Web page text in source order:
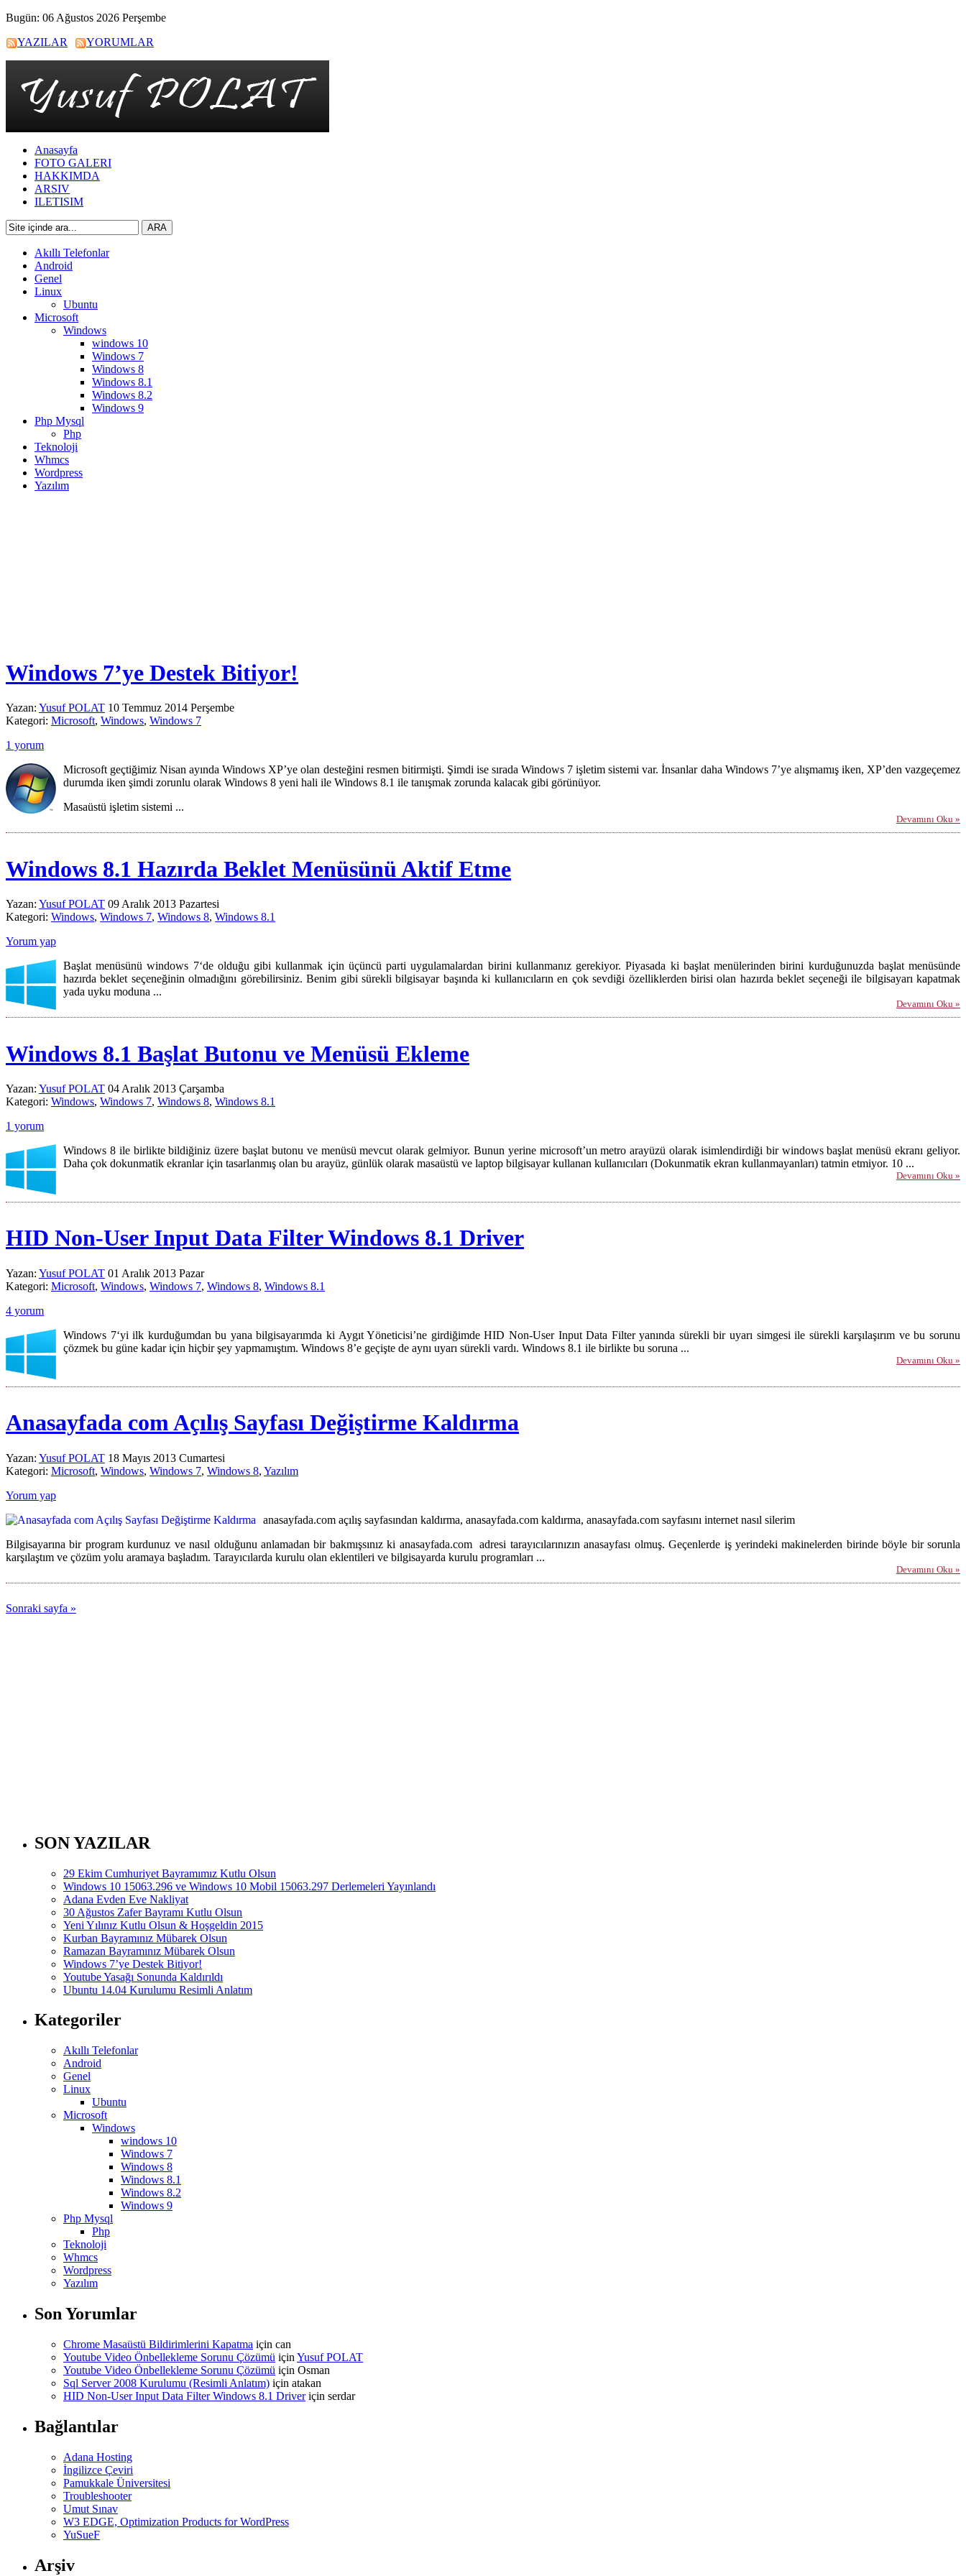
Bugün: 06 Ağustos 2026 Perşembe
YAZILAR
YORUMLAR
Anasayfa
FOTO GALERI
HAKKIMDA
ARSIV
ILETISIM
Akıllı Telefonlar
Android
Genel
Linux
Ubuntu
Microsoft
Windows
windows 10
Windows 7
Windows 8
Windows 8.1
Windows 8.2
Windows 9
Php Mysql
Php
Teknoloji
Whmcs
Wordpress
Yazılım
Windows 7’ye Destek Bitiyor!
Yazan: Yusuf POLAT 10 Temmuz 2014 Perşembe
Kategori: Microsoft, Windows, Windows 7
1 yorum
Microsoft geçtiğimiz Nisan ayında Windows XP’ye olan desteğini resmen bitirmişti. Şimdi ise sırada Windows 7 işletim sistemi var. İnsanlar daha Windows 7’ye alışmamış iken, XP’den vazgeçemez
durumda iken şimdi zorunlu olarak Windows 8 yeni hali ile Windows 8.1 ile tanışmak zorunda kalacak gibi görünüyor.
Masaüstü işletim sistemi ...
Devamını Oku »
Windows 8.1 Hazırda Beklet Menüsünü Aktif Etme
Yazan: Yusuf POLAT 09 Aralık 2013 Pazartesi
Kategori: Windows, Windows 7, Windows 8, Windows 8.1
Yorum yap
Başlat menüsünü windows 7‘de olduğu gibi kullanmak için üçüncü parti uygulamalardan birini kullanmanız gerekiyor. Piyasada ki başlat menülerinden birini kurduğunuzda başlat menüsünde
hazırda beklet seçeneğinin olmadığını görebilirsiniz. Benim gibi sürekli bilgisayar başında ki kullanıcıların en çok sevdiği özelliklerden birisi olan hazırda beklet seçeneği ile bilgisayarı kapatmak
yada uyku moduna ...
Devamını Oku »
Windows 8.1 Başlat Butonu ve Menüsü Ekleme
Yazan: Yusuf POLAT 04 Aralık 2013 Çarşamba
Kategori: Windows, Windows 7, Windows 8, Windows 8.1
1 yorum
Windows 8 ile birlikte bildiğiniz üzere başlat butonu ve menüsü mevcut olarak gelmiyor. Bunun yerine microsoft’un metro arayüzü olarak isimlendirdiği bir windows başlat menüsü ekranı geliyor.
Daha çok dokunmatik ekranlar için tasarlanmış olan bu arayüz, günlük olarak masaüstü ve laptop bilgisayar kullanan kullanıcıları (Dokunmatik ekran kullanmayanları) tatmin etmiyor. 10 ...
Devamını Oku »
HID Non-User Input Data Filter Windows 8.1 Driver
Yazan: Yusuf POLAT 01 Aralık 2013 Pazar
Kategori: Microsoft, Windows, Windows 7, Windows 8, Windows 8.1
4 yorum
Windows 7‘yi ilk kurduğumdan bu yana bilgisayarımda ki Aygıt Yöneticisi’ne girdiğimde HID Non-User Input Data Filter yanında sürekli bir uyarı simgesi ile sürekli karşılaşırım ve bu sorunu
çözmek bu güne kadar için hiçbir şey yapmamıştım. Windows 8’e geçişte de aynı uyarı sürekli vardı. Windows 8.1 ile birlikte bu soruna ...
Devamını Oku »
Anasayfada com Açılış Sayfası Değiştirme Kaldırma
Yazan: Yusuf POLAT 18 Mayıs 2013 Cumartesi
Kategori: Microsoft, Windows, Windows 7, Windows 8, Yazılım
Yorum yap
anasayfada.com açılış sayfasından kaldırma, anasayfada.com kaldırma, anasayfada.com sayfasını internet nasıl silerim
Bilgisayarına bir program kurdunuz ve nasıl olduğunu anlamadan bir bakmışsınız ki anasayfada.com adresi tarayıcılarınızın anasayfası olmuş. Geçenlerde iş yerindeki makinelerden birinde böyle bir sorunla
karşılaştım ve çözüm yolu aramaya başladım. Tarayıcılarda kurulu olan eklentileri ve bilgisayarda kurulu programları ...
Devamını Oku »
Sonraki sayfa »
SON YAZILAR
29 Ekim Cumhuriyet Bayramımız Kutlu Olsun
Windows 10 15063.296 ve Windows 10 Mobil 15063.297 Derlemeleri Yayınlandı
Adana Evden Eve Nakliyat
30 Ağustos Zafer Bayramı Kutlu Olsun
Yeni Yılınız Kutlu Olsun & Hoşgeldin 2015
Kurban Bayramınız Mübarek Olsun
Ramazan Bayramınız Mübarek Olsun
Windows 7’ye Destek Bitiyor!
Youtube Yasağı Sonunda Kaldırıldı
Ubuntu 14.04 Kurulumu Resimli Anlatım
Kategoriler
Akıllı Telefonlar
Android
Genel
Linux
Ubuntu
Microsoft
Windows
windows 10
Windows 7
Windows 8
Windows 8.1
Windows 8.2
Windows 9
Php Mysql
Php
Teknoloji
Whmcs
Wordpress
Yazılım
Son Yorumlar
Chrome Masaüstü Bildirimlerini Kapatma için can
Youtube Video Önbellekleme Sorunu Çözümü için Yusuf POLAT
Youtube Video Önbellekleme Sorunu Çözümü için Osman
Sql Server 2008 Kurulumu (Resimli Anlatım) için atakan
HID Non-User Input Data Filter Windows 8.1 Driveriçin serdar
Bağlantılar
Adana Hosting
İngilizce Çeviri
Pamukkale Üniversitesi
Troubleshooter
Umut Sınav
W3 EDGE, Optimization Products for WordPress
YuSueF
Arşiv